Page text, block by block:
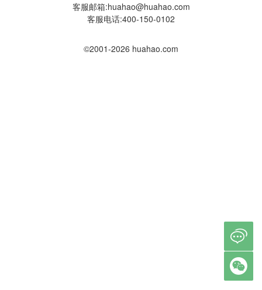
客服邮箱:huahao@huahao.com
客服电话:400-150-0102
©2001-2026 huahao.com

